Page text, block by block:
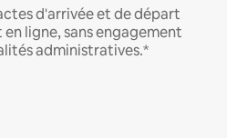
d'arrivée et de départ
ligne, sans engagement
administratives.*